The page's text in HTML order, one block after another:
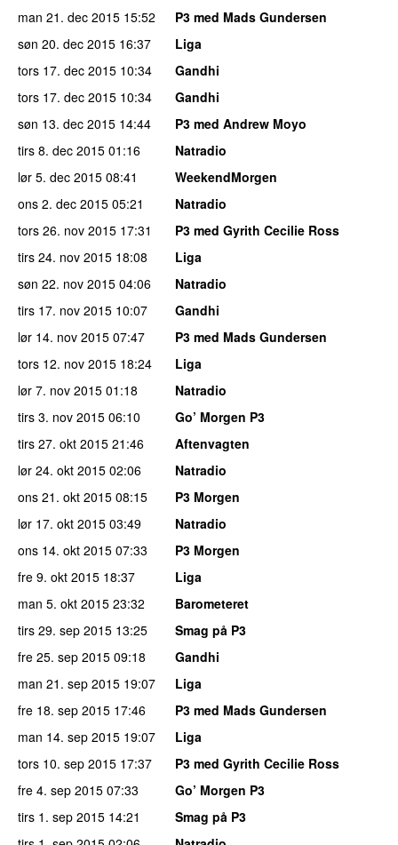
man 21. dec 2015 15:52
P3 med Mads Gundersen
søn 20. dec 2015 16:37
Liga
tors 17. dec 2015 10:34
Gandhi
tors 17. dec 2015 10:34
Gandhi
søn 13. dec 2015 14:44
P3 med Andrew Moyo
tirs 8. dec 2015 01:16
Natradio
lør 5. dec 2015 08:41
WeekendMorgen
ons 2. dec 2015 05:21
Natradio
tors 26. nov 2015 17:31
P3 med Gyrith Cecilie Ross
tirs 24. nov 2015 18:08
Liga
søn 22. nov 2015 04:06
Natradio
tirs 17. nov 2015 10:07
Gandhi
lør 14. nov 2015 07:47
P3 med Mads Gundersen
tors 12. nov 2015 18:24
Liga
lør 7. nov 2015 01:18
Natradio
tirs 3. nov 2015 06:10
Go’ Morgen P3
tirs 27. okt 2015 21:46
Aftenvagten
lør 24. okt 2015 02:06
Natradio
ons 21. okt 2015 08:15
P3 Morgen
lør 17. okt 2015 03:49
Natradio
ons 14. okt 2015 07:33
P3 Morgen
fre 9. okt 2015 18:37
Liga
man 5. okt 2015 23:32
Barometeret
tirs 29. sep 2015 13:25
Smag på P3
fre 25. sep 2015 09:18
Gandhi
man 21. sep 2015 19:07
Liga
fre 18. sep 2015 17:46
P3 med Mads Gundersen
man 14. sep 2015 19:07
Liga
tors 10. sep 2015 17:37
P3 med Gyrith Cecilie Ross
fre 4. sep 2015 07:33
Go’ Morgen P3
tirs 1. sep 2015 14:21
Smag på P3